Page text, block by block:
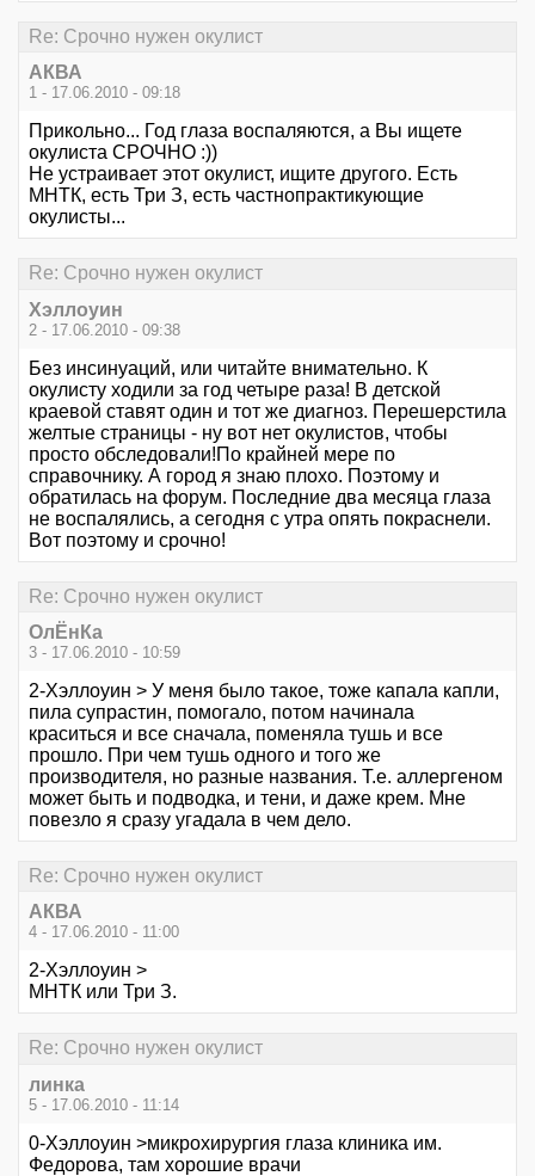
Re: Срочно нужен окулист
АКВА
1 - 17.06.2010 - 09:18
Прикольно... Год глаза воспаляются, а Вы ищете
окулиста СРОЧНО :))
Не устраивает этот окулист, ищите другого. Есть
МНТК, есть Три З, есть частнопрактикующие
окулисты...
Re: Срочно нужен окулист
Хэллоуин
2 - 17.06.2010 - 09:38
Без инсинуаций, или читайте внимательно. К
окулисту ходили за год четыре раза! В детской
краевой ставят один и тот же диагноз. Перешерстила
желтые страницы - ну вот нет окулистов, чтобы
просто обследовали!По крайней мере по
справочнику. А город я знаю плохо. Поэтому и
обратилась на форум. Последние два месяца глаза
не воспалялись, а сегодня с утра опять покраснели.
Вот поэтому и срочно!
Re: Срочно нужен окулист
ОлЁнКа
3 - 17.06.2010 - 10:59
2-Хэллоуин > У меня было такое, тоже капала капли,
пила супрастин, помогало, потом начинала
краситься и все сначала, поменяла тушь и все
прошло. При чем тушь одного и того же
производителя, но разные названия. Т.е. аллергеном
может быть и подводка, и тени, и даже крем. Мне
повезло я сразу угадала в чем дело.
Re: Срочно нужен окулист
АКВА
4 - 17.06.2010 - 11:00
2-Хэллоуин >
МНТК или Три З.
Re: Срочно нужен окулист
линка
5 - 17.06.2010 - 11:14
0-Хэллоуин >микрохирургия глаза клиника им.
Федорова, там хорошие врачи